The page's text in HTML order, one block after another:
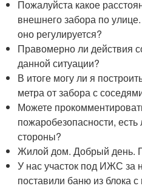
Пожалуйста какое
внешнего забора по
оно регулируется?
Правомерно ли действия
данной ситуации?
В итоге могу ли я
метра от забора с
Можете
пожаробезопасности,
стороны?
Жилой дом. Добрый день.
У нас участок под ИЖС за
поставили баню из блока